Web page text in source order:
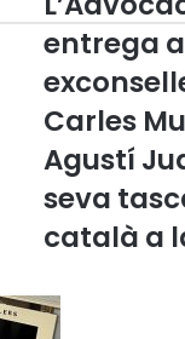
’
A
d
o
c
a
c
a
a
t
entrega
Carles
Agustí
seva
català a